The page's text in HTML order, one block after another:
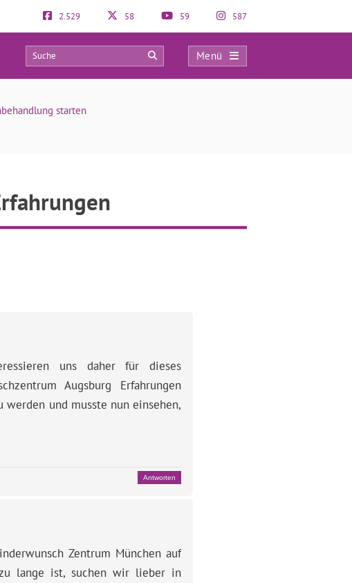
2.529 58 59 587
Menü
0
starten
uns daher für dieses
Augsburg Erfahrungen
werden und musste nun einsehen,
Antworten
Zentrum München auf
lange ist, suchen wir lieber in